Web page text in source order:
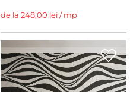
de la 248,00 lei / mp